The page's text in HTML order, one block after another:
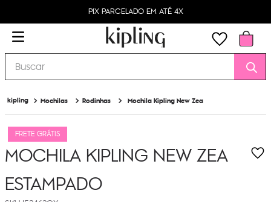
PIX PARCELADO EM ATÉ 4X
Buscar
Mochilas Rodinhas Mochila Kipling New Zea
FRETE GRÁTIS
MOCHILA KIPLING NEW ZEA
ESTAMPADO